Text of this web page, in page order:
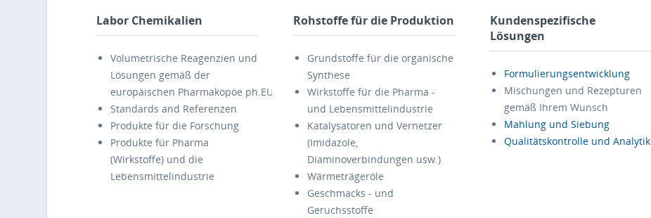
Labor Chemikalien
Volumetrische Reagenzien und
Lösungen gemäß der
europäischen Pharmakopöe ph.EUR.
Standards and Referenzen
Produkte für die Forschung
Produkte für Pharma
(Wirkstoffe) und die
Lebensmittelindustrie
Rohstoffe für die Produktion
Grundstoffe für die organische
Synthese
Wirkstoffe für die Pharma -
und Lebensmittelindustrie
Katalysatoren und Vernetzer
(Imidazole,
Diaminoverbindungen usw.)
Wärmeträgeröle
Geschmacks - und
Geruchsstoffe
Kundenspezifische
Lösungen
Formulierungsentwicklung
Mischungen und Rezepturen
gemäß Ihrem Wunsch
Mahlung und Siebung
Qualitätskontrolle und Analytik